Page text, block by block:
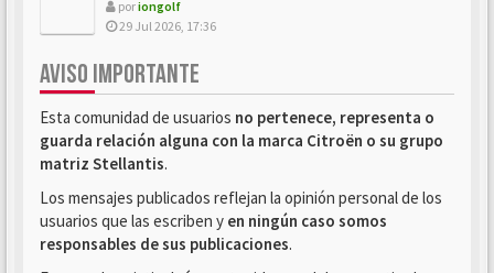
poriongolf
29 Jul 2026, 17:36
AVISO IMPORTANTE
Esta comunidad de usuarios no pertenece, representa o
guarda relación alguna con la marca Citroën o su grupo
matriz Stellantis.
Los mensajes publicados reflejan la opinión personal de los
usuarios que las escriben y en ningún caso somos
responsables de sus publicaciones.